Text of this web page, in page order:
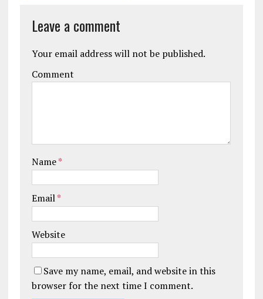
Leave a comment
Your email address will not be published.
Comment
Name*
Email*
Website
Save my name, email, and website in this
browser for the next time I comment.